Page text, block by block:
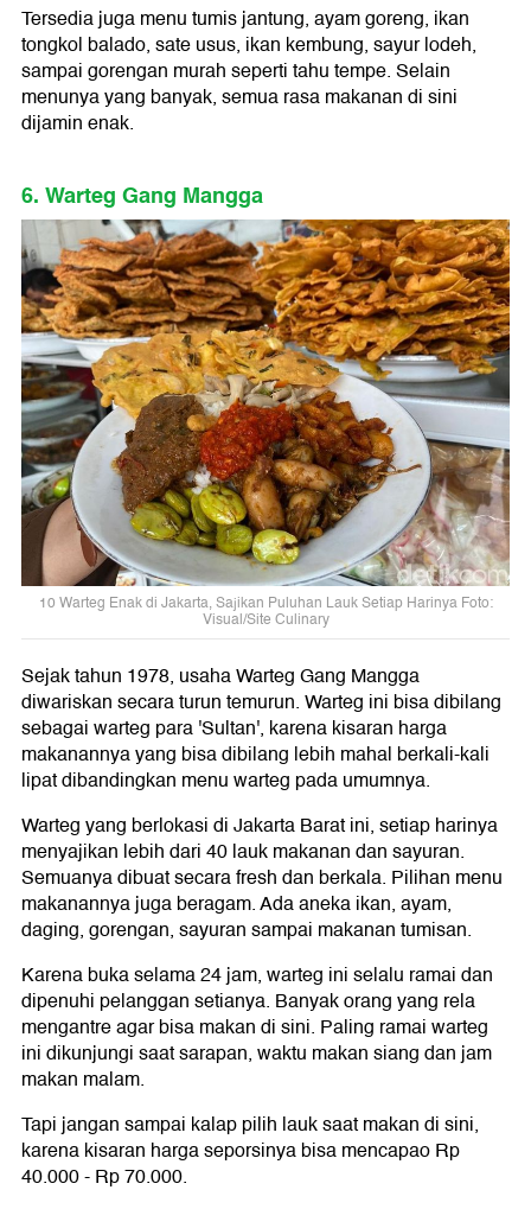
Tersedia juga menu tumis jantung, ayam goreng, ikan
tongkol balado, sate usus, ikan kembung, sayur lodeh,
sampai gorengan murah seperti tahu tempe. Selain
menunya yang banyak, semua rasa makanan di sini
dijamin enak.
6. Warteg Gang Mangga
10 Warteg Enak di Jakarta, Sajikan Puluhan Lauk Setiap Harinya Foto:
Visual/Site Culinary
Sejak tahun 1978, usaha Warteg Gang Mangga
diwariskan secara turun temurun. Warteg ini bisa dibilang
sebagai warteg para 'Sultan', karena kisaran harga
makanannya yang bisa dibilang lebih mahal berkali-kali
lipat dibandingkan menu warteg pada umumnya.
Warteg yang berlokasi di Jakarta Barat ini, setiap harinya
menyajikan lebih dari 40 lauk makanan dan sayuran.
Semuanya dibuat secara fresh dan berkala. Pilihan menu
makanannya juga beragam. Ada aneka ikan, ayam,
daging, gorengan, sayuran sampai makanan tumisan.
Karena buka selama 24 jam, warteg ini selalu ramai dan
dipenuhi pelanggan setianya. Banyak orang yang rela
mengantre agar bisa makan di sini. Paling ramai warteg
ini dikunjungi saat sarapan, waktu makan siang dan jam
makan malam.
Tapi jangan sampai kalap pilih lauk saat makan di sini,
karena kisaran harga seporsinya bisa mencapao Rp
40.000 - Rp 70.000.